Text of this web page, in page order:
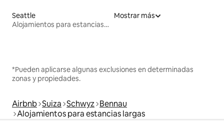
Seattle
Alojamientos para estancias largas
Mostrar más
*Pueden aplicarse algunas exclusiones en determinadas
zonas y propiedades.
Airbnb Suiza Schwyz Bennau
Alojamientos para estancias largas